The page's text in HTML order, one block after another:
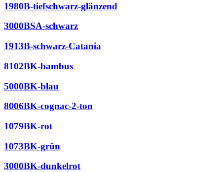
1980B-tiefschwarz-glänzend
3000BSA-schwarz
1913B-schwarz-Catania
8102BK-bambus
5000BK-blau
8006BK-cognac-2-ton
1079BK-rot
1073BK-grün
3000BK-dunkelrot